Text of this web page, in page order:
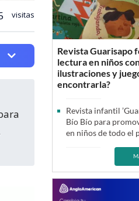
visitas
Revista Guarisapo
lectura en niños
ilustraciones y
encontrarla?
Revista infantil
Bío Bío para
en niños de todo el